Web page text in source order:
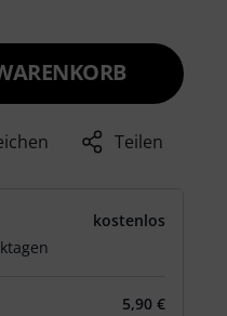
Teilen
kostenlos
5,90 €